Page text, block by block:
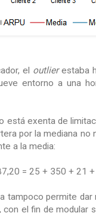
el outlierestaba
entorno a una
está exenta de
por la mediana no
a la media:
= 25 + 350 + 21
tampoco permite
el fin de modular